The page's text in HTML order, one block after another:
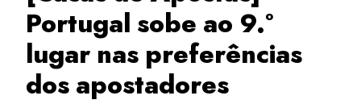
Portugal sobe ao 9.º
lugar nas preferências
dos apostadores